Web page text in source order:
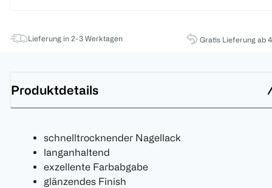
Lieferung in 2-3 Werktagen Gratis Lieferung ab
Produktdetails
schnelltrocknender Nagellack
langanhaltend
exzellente Farbabgabe
glänzendes Finish